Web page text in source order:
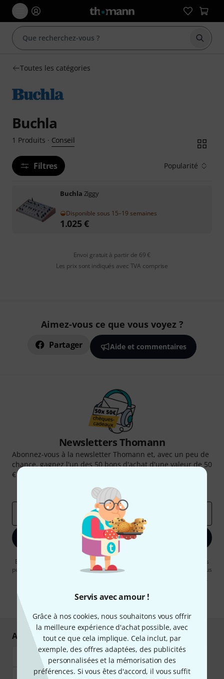
Servis avec amour !
Grâce à nos cookies, nous souhaitons vous offrir
la meilleure expérience d'achat possible, avec
tout ce que cela implique. Cela inclut, par
exemple, des offres adaptées, des publicités
personnalisées et la mémorisation des
préférences. Si vous êtes d'accord, il vous suffit
Toutes les catégories
Buchla
1 Produits · Conseil
Filtres Popularité
Buchla Ziggy
Disponible sous 15–19 semaines
1.025€
Envoi gratuit à partir de 69 €
Les prix sont indiqués avec TVA comprise
Aimez-vous ce que vous voyez ?
Partager Aide et commentaires
Newsletters Thomann
Abonnez-vous à la newsletter Thomann et, avec un peu de
chance, gagnez l'un des 50 bons d'achat d'une valeur de 50
€ chacun!
Articles inspirants
Deals
S'inscrire maintenant
En cliquant sur "S'inscrire maintenant", vous acceptez de recevoir des
publicités par e-mail. La désinscription est possible à tout moment. Vous
* Requis
Achetez et payez en toute sécurité